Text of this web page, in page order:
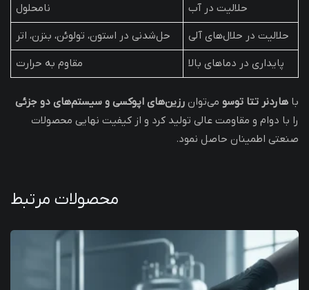
حلالیت در آب
نامحلول
حلالیت در حلال‌های آلی
حل‌شدنی در استون، تولوئن، بنزن، اتر
پایداری در دماهای بالا
مقاوم به حرارت
با هاردنر تتا توسو می‌توان رزین‌های اپوکسی و سیستم‌های دو جزئی
را با دوام و مقاومت عالی تولید کرد و از کیفیت نهایی محصولات
صنعتی اطمینان حاصل نمود.
محصولات مرتبط